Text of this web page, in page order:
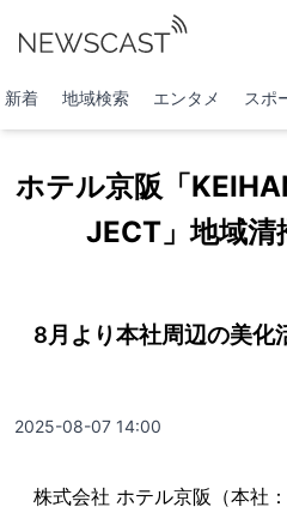
新着 地域検索 エンタメ スポ
ホテル京阪「
JECT」地域清
8月より本社周辺の美化
2025-08-07 14:00
株式会社 ホテル京阪（本社